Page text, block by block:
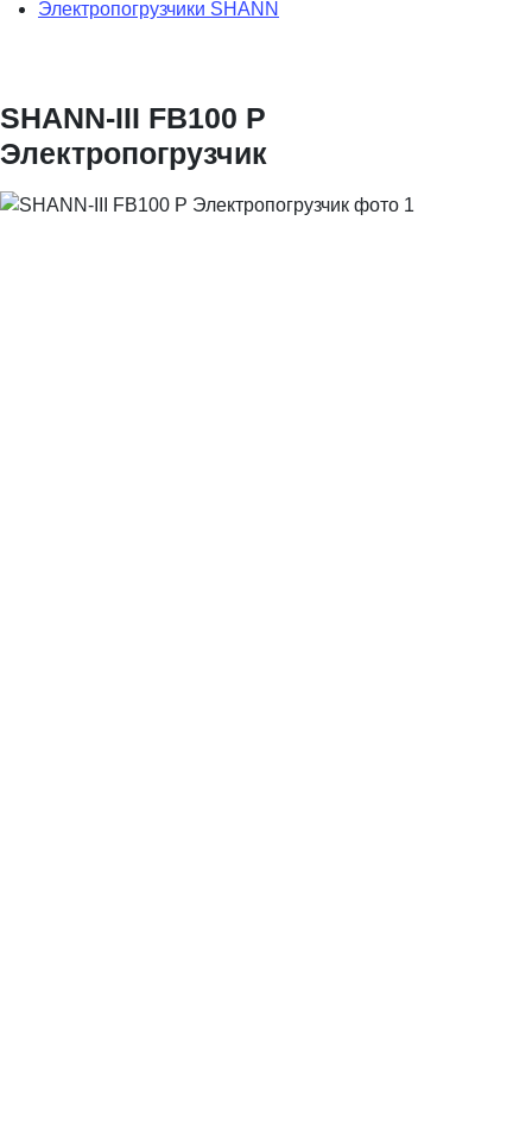
Электропогрузчики SHANN
SHANN-III FB100 P
Электропогрузчик